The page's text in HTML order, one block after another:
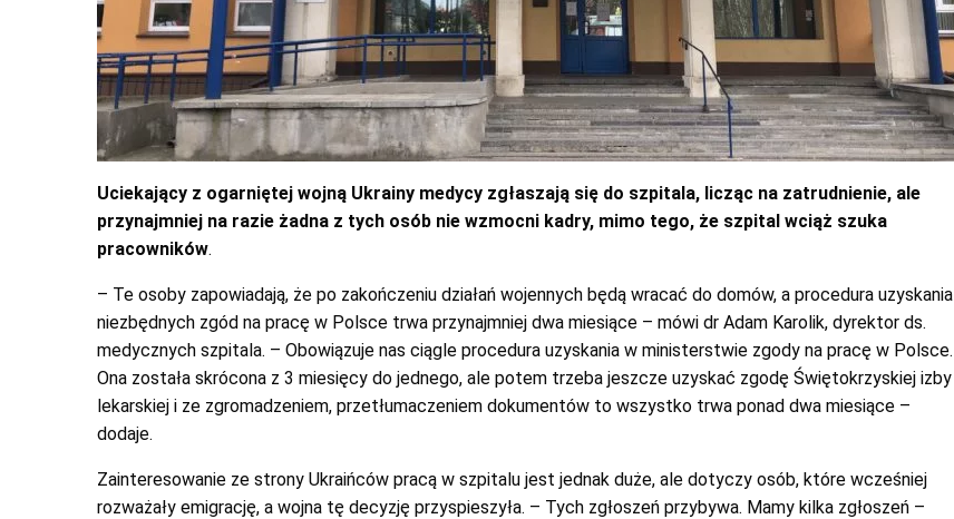
Uciekający z ogarniętej wojną Ukrainy medycy zgłaszają się do szpitala, licząc na zatrudnienie, ale
przynajmniej na razie żadna z tych osób nie wzmocni kadry, mimo tego, że szpital wciąż szuka
pracowników.
– Te osoby zapowiadają, że po zakończeniu działań wojennych będą wracać do domów, a procedura uzyskania
niezbędnych zgód na pracę w Polsce trwa przynajmniej dwa miesiące – mówi dr Adam Karolik, dyrektor ds.
medycznych szpitala. – Obowiązuje nas ciągle procedura uzyskania w ministerstwie zgody na pracę w Polsce.
Ona została skrócona z 3 miesięcy do jednego, ale potem trzeba jeszcze uzyskać zgodę Świętokrzyskiej izby
lekarskiej i ze zgromadzeniem, przetłumaczeniem dokumentów to wszystko trwa ponad dwa miesiące –
dodaje.
Zainteresowanie ze strony Ukraińców pracą w szpitalu jest jednak duże, ale dotyczy osób, które wcześniej
rozważały emigrację, a wojna tę decyzję przyspieszyła. – Tych zgłoszeń przybywa. Mamy kilka zgłoszeń –